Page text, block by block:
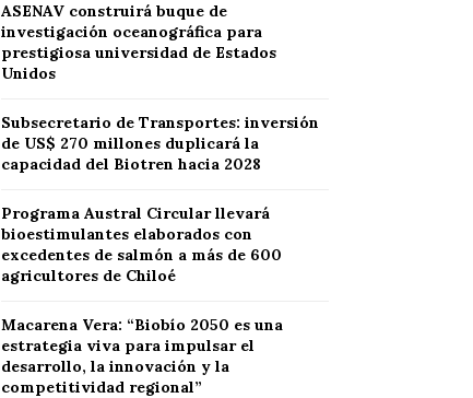
ASENAV construirá buque de
investigación oceanográfica para
prestigiosa universidad de Estados
Unidos
Subsecretario de Transportes: inversión
de US$ 270 millones duplicará la
capacidad del Biotren hacia 2028
Programa Austral Circular llevará
bioestimulantes elaborados con
excedentes de salmón a más de 600
agricultores de Chiloé
Macarena Vera: “Biobío 2050 es una
estrategia viva para impulsar el
desarrollo, la innovación y la
competitividad regional”